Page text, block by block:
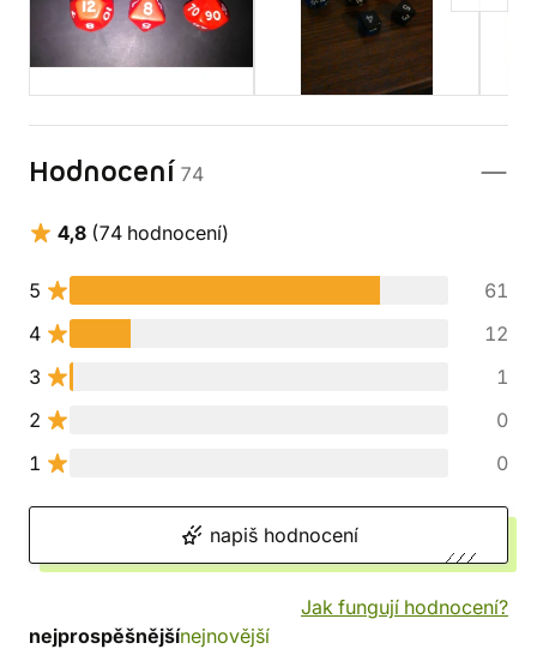
Hodnocení 74
4,8 (74 hodnocení)
5
61
4
12
3
1
2
0
1
0
napiš hodnocení
Jak fungují hodnocení?
nejprospěšnějšínejnovější